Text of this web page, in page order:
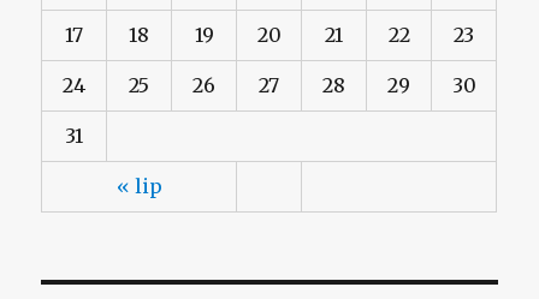
« lip
17 18 19 20 21 22 23
24 25 26 27 28 29 30
31